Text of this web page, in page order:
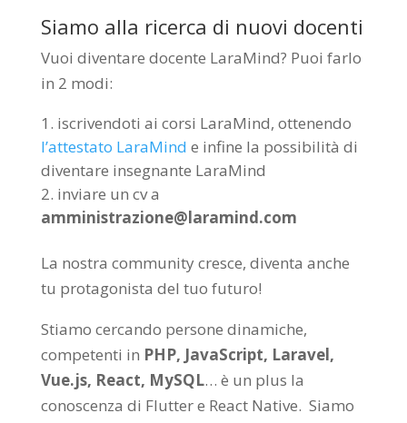
Siamo alla ricerca di nuovi docenti
Vuoi diventare docente LaraMind? Puoi farlo
in 2 modi:
iscrivendoti ai corsi LaraMind, ottenendo
l’attestato LaraMind e infine la possibilità di
diventare insegnante LaraMind
inviare un cv a
amministrazione@laramind.com
La nostra community cresce, diventa anche
tu protagonista del tuo futuro!
Stiamo cercando persone dinamiche,
competenti in PHP, JavaScript, Laravel,
Vue.js, React, MySQL… è un plus la
conoscenza di Flutter e React Native. Siamo